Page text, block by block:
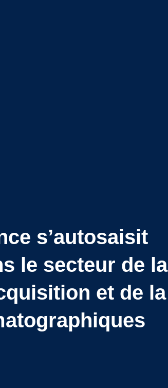
s’autosaisit
le secteur de la
et de la